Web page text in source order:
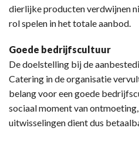
dierlijke producten verdwijnen
rol spelen in het totale aanbod.
Goede bedrijfscultuur
De doelstelling bij de
Catering in de organisatie
belang voor een goede
sociaal moment van
uitwisselingen dient dus